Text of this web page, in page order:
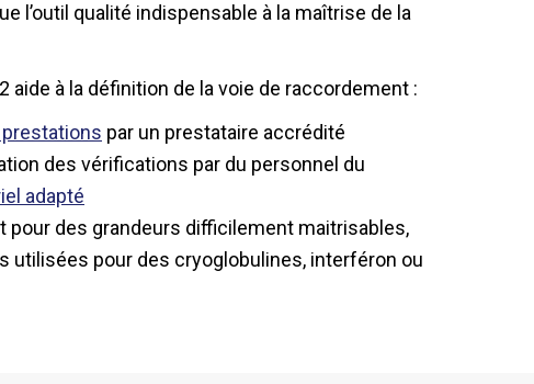
l’outil qualité indispensable à la maîtrise de la
aide à la définition de la voie de raccordement :
par un prestataire accrédité
des vérifications par du personnel du
adapté
pour des grandeurs difficilement maitrisables,
pour des cryoglobulines, interféron ou